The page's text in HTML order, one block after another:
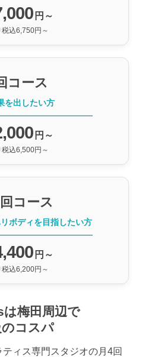
円～
込6,750円～
コース
を出したい方
円～
込6,500円～
回コース
ボディを目指したい方
円～
込6,200円～
梅田周辺で
コスパ
ィス専門スタジオの月4回